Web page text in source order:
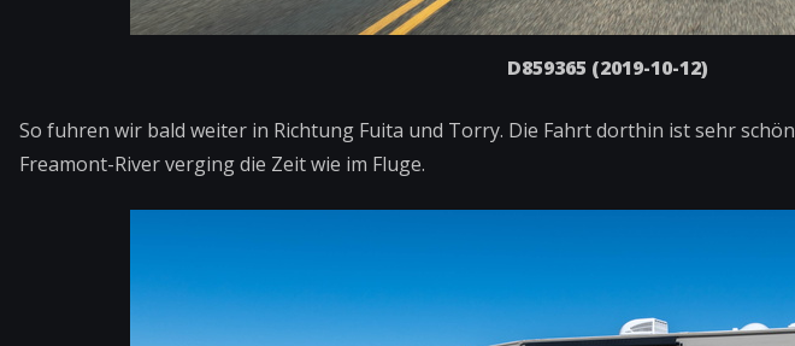
D859365 (2019-10-12)
So fuhren wir bald weiter in Richtung Fuita und Torry. Die Fahrt dorthin ist sehr
Freamont-River verging die Zeit wie im Fluge.